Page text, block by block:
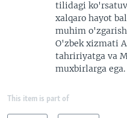
tilidagi
xalqaro hayot
muhim
O'zbek xizmati
tahririyatga va
muxbirlarga ega.
This item is part of